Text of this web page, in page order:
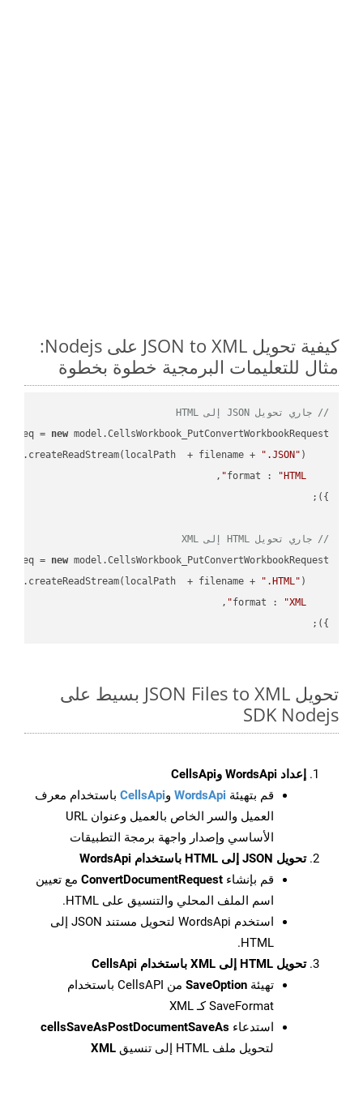
كيفية تحويل JSON to XML على Nodejs:
مثال للتعليمات البرمجية خطوة بخطوة
// جاري تحويل JSON إلى HTML
req = new
+ filename +
".JSON"
format : "HTML"
// جاري تحويل HTML إلى XML
req = new
+ filename +
".HTML"
format : "XML"
});
تحويل JSON Files to XML بسيط على
SDK Nodejs
إعداد WordsApi وCellsApi
قم بتهيئة WordsApi وCellsApi باستخدام معرف
العميل والسر الخاص بالعميل وعنوان URL
الأساسي وإصدار واجهة برمجة التطبيقات
تحويل JSON إلى HTML باستخدام WordsApi
قم بإنشاء ConvertDocumentRequest مع تعيين
اسم الملف المحلي والتنسيق على HTML.
استخدم WordsApi لتحويل مستند JSON إلى
HTML.
تحويل HTML إلى XML باستخدام CellsApi
تهيئة SaveOption
من CellsAPI باستخدام
SaveFormat كـ XML
استدعاء cellsSaveAsPostDocumentSaveAs
لتحويل ملف HTML إلى تنسيق
XML